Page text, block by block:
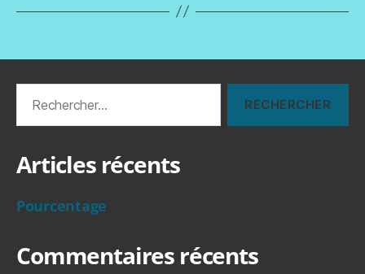
Articles récents
Pourcentage
Commentaires récents